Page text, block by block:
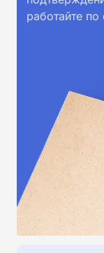
работайте по